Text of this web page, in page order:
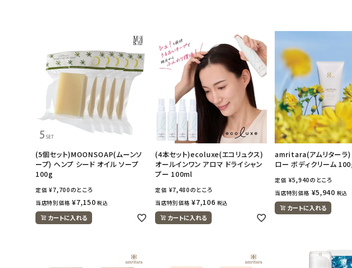
ナチュラプラス
アルマウィン
アルモニベルツ
ご利用ガイド等
アカウント情報
ようこそ ゲスト 様
(5個セット)MOONSOAP(ムーンソ
ープ) ヘンプ シード オイル ソープ
100g
定価 ¥7,700のところ
当店特別価格 ¥7,150 税込
カートに入れる
(4本セット)ecoluxe(エコリュクス)
オールインワン アロマ ドライシャン
プー 100ml
定価 ¥7,480のところ
当店特別価格 ¥7,106 税込
カートに入れる
amritara(アムリターラ)
ロー ボディクリーム
定価 ¥5,940のところ
当店特別価格 ¥5,940 税込
カートに入れる